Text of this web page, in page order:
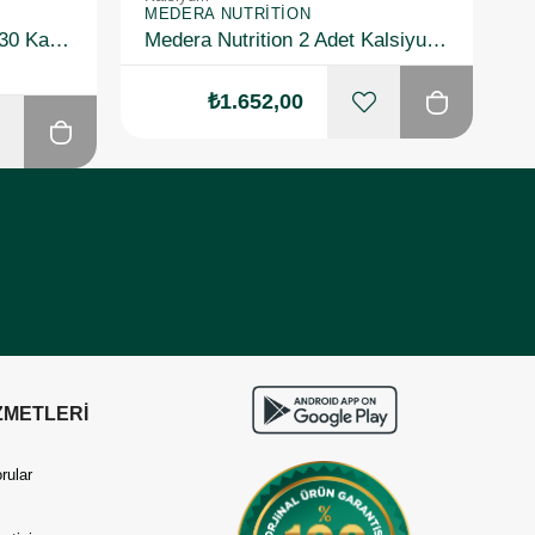
Medera Nutrition Butyera 30 Kapsül
MEDERA NUTRITION
Medera Nutrition 2 Adet Kalsiyum Bütirat İçeren Takviye Edici Gıda (Postbiyotik)
₺1.652,00